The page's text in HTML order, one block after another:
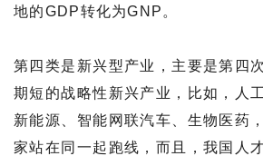
地的GDP转化为GNP。
第四类是新兴型产业，主要是第四
期短的战略性新兴产业，比如，人
新能源、智能网联汽车、生物医药
家站在同一起跑线，而且，我国人